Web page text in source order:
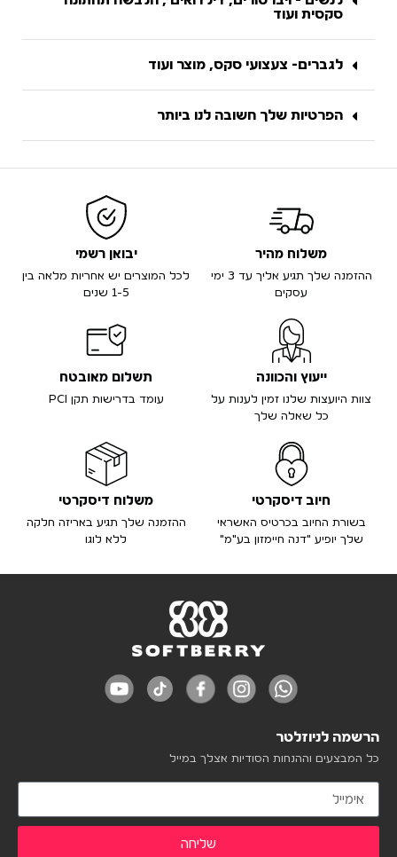
סקסית ועוד
לגברים- צעצועי סקס, מוצר ועוד
הפרטיות שלך חשובה לנו ביותר
משלוח מהיר
ההזמנה שלך תגיע אליך עד 3 ימי
עסקים
יבואן רשמי
לכל המוצרים יש אחריות מלאה בין
1-5 שנים
ייעוץ והכוונה
צוות היועצות שלנו זמין לענות על
כל שאלה שלך
תשלום מאובטח
עומד בדרישות תקן PCI
חיוב דיסקרטי
בשורת החיוב בכרטיס האשראי
שלך יופיע "דנה חיימזון בע"מ"
משלוח דיסקרטי
ההזמנה שלך תגיע באריזה חלקה
ללא לוגו
הרשמה לניוזלטר
כל המבצעים וההנחות הסודיות אצלך במייל
שליחה